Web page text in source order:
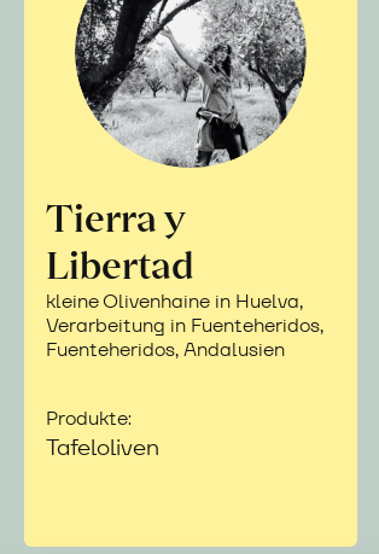
Tierra y
Libertad
kleine Olivenhaine in Huelva,
Verarbeitung in Fuenteheridos,
Fuenteheridos, Andalusien
Produkte:
Tafeloliven